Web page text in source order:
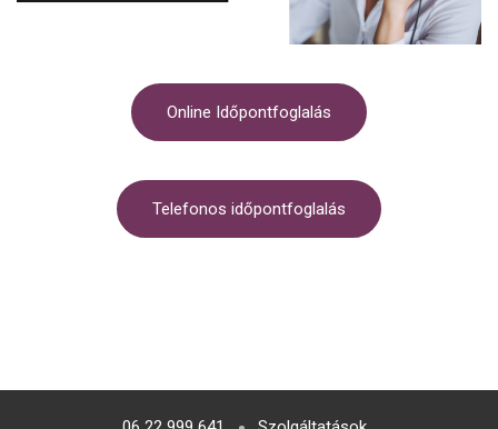
Online Időpontfoglalás
Telefonos időpontfoglalás